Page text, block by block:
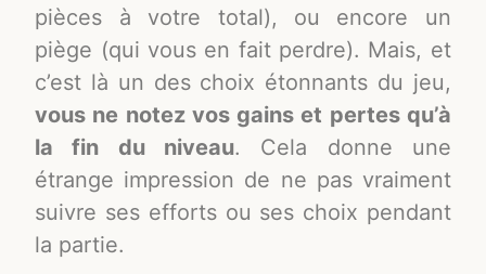
pièces à votre total), ou encore un
piège (qui vous en fait perdre). Mais, et
c’est là un des choix étonnants du jeu,
vous ne notez vos gains et pertes qu’à
la fin du niveau. Cela donne une
étrange impression de ne pas vraiment
suivre ses efforts ou ses choix pendant
la partie.